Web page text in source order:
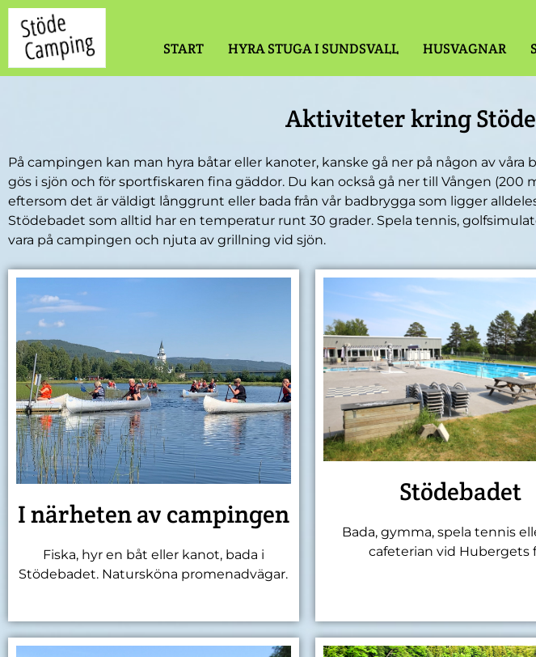
START HYRA STUGA I SUNDSVALL HUSVAGNAR
Aktiviteter kring
På campingen kan man hyra båtar eller kanoter, kanske gå ner på någon av
gös i sjön och för sportfiskaren fina gäddor. Du kan också gå ner till Vången
eftersom det är väldigt långgrunt eller bada från vår badbrygga som ligger
Stödebadet som alltid har en temperatur runt 30 grader. Spela tennis,
vara på campingen och njuta av grillning vid sjön.
I närheten av campingen
Fiska, hyr en båt eller kanot, bada i
Stödebadet. Natursköna promenadvägar.
Stödebadet
Bada, gymma, spela tennis
cafeterian vid Hubergets